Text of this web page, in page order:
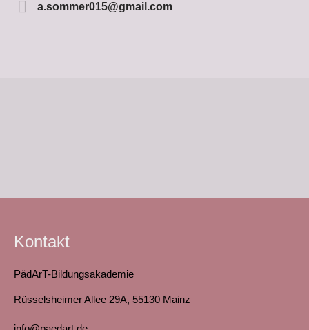
a.sommer015@gmail.com
Kontakt
PädArT-Bildungsakademie
Rüsselsheimer Allee 29A, 55130 Mainz